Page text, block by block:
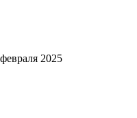
2025